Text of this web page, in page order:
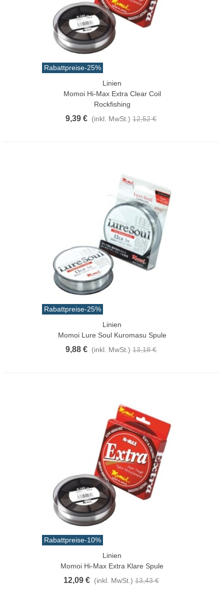
Rabattpreise-25%
Linien
Momoi Hi-Max Extra Clear Coil
Rockfishing
9,39 € (inkl. MwSt.) 12,52 €
Rabattpreise-25%
Linien
Momoi Lure Soul Kuromasu Spule
9,88 € (inkl. MwSt.) 13,18 €
Rabattpreise-10%
Linien
Momoi Hi-Max Extra Klare Spule
12,09 € (inkl. MwSt.) 13,43 €